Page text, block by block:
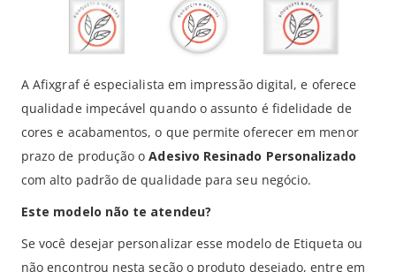
A Afixgraf é especialista em impressão digital, e oferece
qualidade impecável quando o assunto é fidelidade de
cores e acabamentos, o que permite oferecer em menor
prazo de produção oAdesivo Resinado Personalizado
com alto padrão de qualidade para seu negócio.
Este modelo não te atendeu?
Se você desejar personalizar esse modelo de Etiqueta ou
não encontrou nesta seção o produto desejado, entre em